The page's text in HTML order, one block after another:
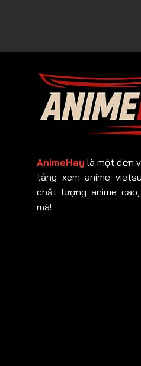
AnimeHay là một đơn
tảng xem anime
chất lượng anime
mà!